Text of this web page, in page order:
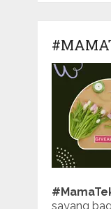
sayang